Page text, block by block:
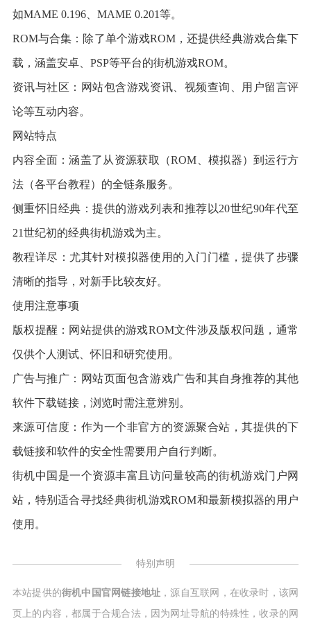
如MAME 0.196、MAME 0.201等。
ROM与合集：除了单个游戏ROM，还提供经典游戏合集下
载，涵盖安卓、PSP等平台的街机游戏ROM。
资讯与社区：网站包含游戏资讯、视频查询、用户留言评
论等互动内容。
网站特点
内容全面：涵盖了从资源获取（ROM、模拟器）到运行方
法（各平台教程）的全链条服务。
侧重怀旧经典：提供的游戏列表和推荐以20世纪90年代至
21世纪初的经典街机游戏为主。
教程详尽：尤其针对模拟器使用的入门门槛，提供了步骤
清晰的指导，对新手比较友好。
使用注意事项
版权提醒：网站提供的游戏ROM文件涉及版权问题，通常
仅供个人测试、怀旧和研究使用。
广告与推广：网站页面包含游戏广告和其自身推荐的其他
软件下载链接，浏览时需注意辨别。
来源可信度：作为一个非官方的资源聚合站，其提供的下
载链接和软件的安全性需要用户自行判断。
街机中国是一个资源丰富且访问量较高的街机游戏门户网
站，特别适合寻找经典街机游戏ROM和最新模拟器的用户
使用。
特别声明
本站提供的街机中国官网链接地址 ，源自互联网，在收录时，该网
页上的内容，都属于合规合法，因为网址导航的特殊性，收录的网